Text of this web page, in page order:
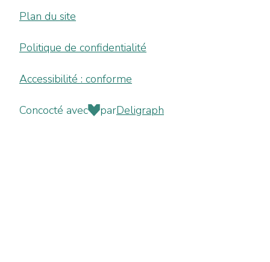
Plan du site
Politique de confidentialité
Accessibilité : conforme
Concocté avec parDeligraph